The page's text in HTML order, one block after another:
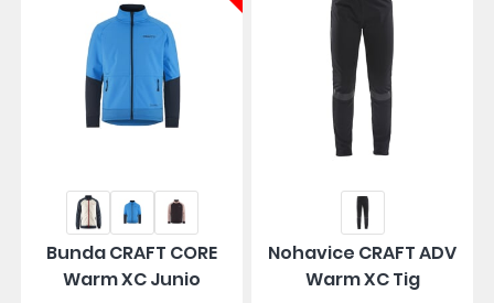
Bunda CRAFT CORE
Warm XC Junio
Nohavice CRAFT ADV
Warm XC Tig